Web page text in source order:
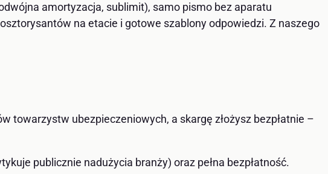
amortyzacja, sublimit), samo pismo bez aparatu
na etacie i gotowe szablony odpowiedzi. Z naszego
towarzystw ubezpieczeniowych, a skargę złożysz bezpłatnie –
publicznie nadużycia branży) oraz pełna bezpłatność.